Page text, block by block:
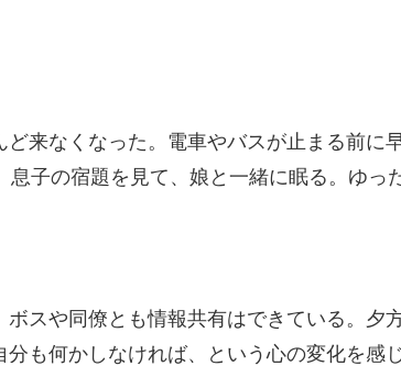
来なくなった。電車やバスが止まる前に
子の宿題を見て、娘と一緒に眠る。ゆっ
スや同僚とも情報共有はできている。夕
も何かしなければ、という心の変化を感